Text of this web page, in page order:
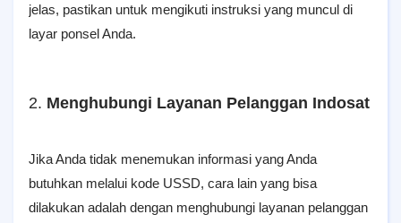
jelas, pastikan untuk mengikuti instruksi yang muncul di
layar ponsel Anda.
2. Menghubungi Layanan Pelanggan Indosat
Jika Anda tidak menemukan informasi yang Anda
butuhkan melalui kode USSD, cara lain yang bisa
dilakukan adalah dengan menghubungi layanan pelanggan